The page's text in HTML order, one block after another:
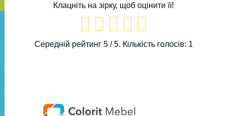
Клацніть на зірку, щоб оцінити її!
Середній рейтинг 5/ 5. Кількість голосів: 1